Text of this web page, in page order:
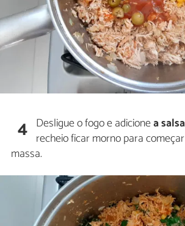
4 Desligue o fogo e adicionea
recheio ficar morno para
massa.